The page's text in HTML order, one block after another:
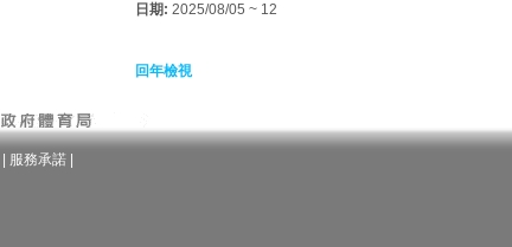
日期: 2025/08/05 ~ 12
回年檢視
服務承諾